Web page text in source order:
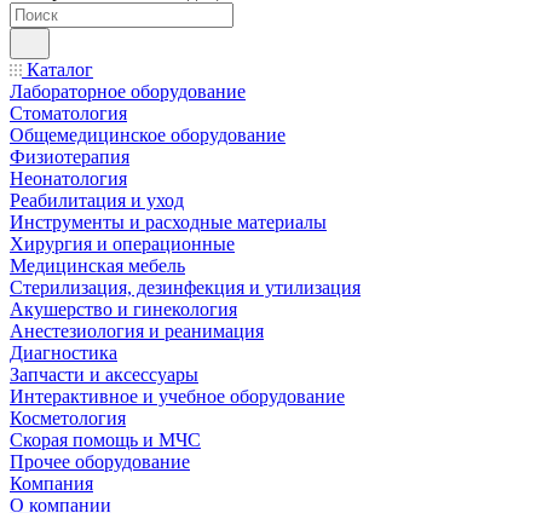
Каталог
Лабораторное оборудование
Стоматология
Общемедицинское оборудование
Физиотерапия
Неонатология
Реабилитация и уход
Инструменты и расходные материалы
Хирургия и операционные
Медицинская мебель
Стерилизация, дезинфекция и утилизация
Акушерство и гинекология
Анестезиология и реанимация
Диагностика
Запчасти и аксессуары
Интерактивное и учебное оборудование
Косметология
Скорая помощь и МЧС
Прочее оборудование
Компания
О компании